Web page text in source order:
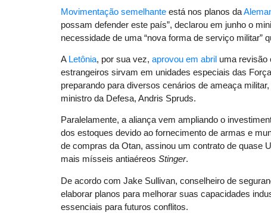
Movimentação semelhante está nos planos da
possam defender este país”, declarou em junho o
necessidade de uma “nova forma de serviço militar”
A Letônia, por sua vez, aprovou em abril uma revisão
estrangeiros sirvam em unidades especiais das
preparando para diversos cenários de ameaça
ministro da Defesa, Andris Spruds.
Paralelamente, a aliança vem ampliando o
dos estoques devido ao fornecimento de armas e
de compras da Otan, assinou um contrato de quase
mais mísseis antiaéreos Stinger.
De acordo com Jake Sullivan, conselheiro de
elaborar planos para melhorar suas capacidades
essenciais para futuros conflitos.